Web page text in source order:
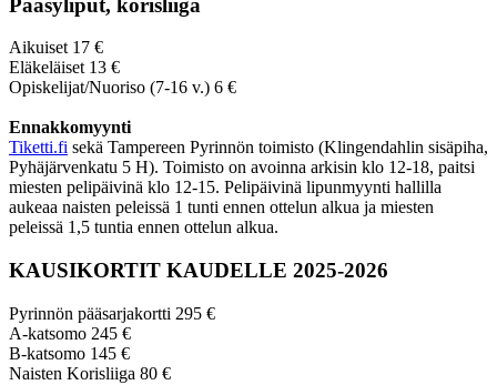
Aikuiset 17 €
Eläkeläiset 13 €
Opiskelijat/Nuoriso (7-16 v.) 6 €
Ennakkomyynti
Tiketti.fi sekä Tampereen Pyrinnön toimisto (Klingendahlin sisäpiha,
Pyhäjärvenkatu 5 H). Toimisto on avoinna arkisin klo 12-18, paitsi
miesten pelipäivinä klo 12-15. Pelipäivinä lipunmyynti hallilla
aukeaa naisten peleissä 1 tunti ennen ottelun alkua ja miesten
peleissä 1,5 tuntia ennen ottelun alkua.
KAUSIKORTIT KAUDELLE 2025-2026
Pyrinnön pääsarjakortti 295 €
A-katsomo 245 €
B-katsomo 145 €
Naisten Korisliiga 80 €